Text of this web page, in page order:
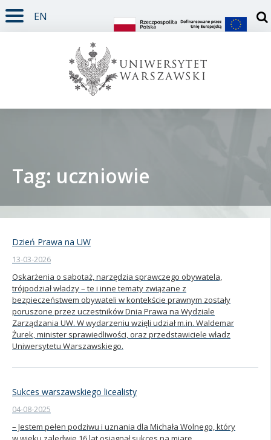
TREŚĆ STRONY
MENU GŁÓWNE
WYSZUKIWARKA
SOCIAL MEDIA
STOPKA STRONY
EN
Student
Pracownik
Kandydat
Absolwent
Tag: uczniowie
Dzień Prawa na UW
13-03-2026
Oskarżenia o sabotaż, narzędzia sprawczego obywatela,
trójpodział władzy – te i inne tematy związane z
bezpieczeństwem obywateli w kontekście prawnym zostały
poruszone przez uczestników Dnia Prawa na Wydziale
Zarządzania UW. W wydarzeniu wzięli udział m.in. Waldemar
Żurek, minister sprawiedliwości, oraz przedstawiciele władz
Uniwersytetu Warszawskiego.
Sukces warszawskiego licealisty
04-08-2025
– Jestem pełen podziwu i uznania dla Michała Wolnego, który